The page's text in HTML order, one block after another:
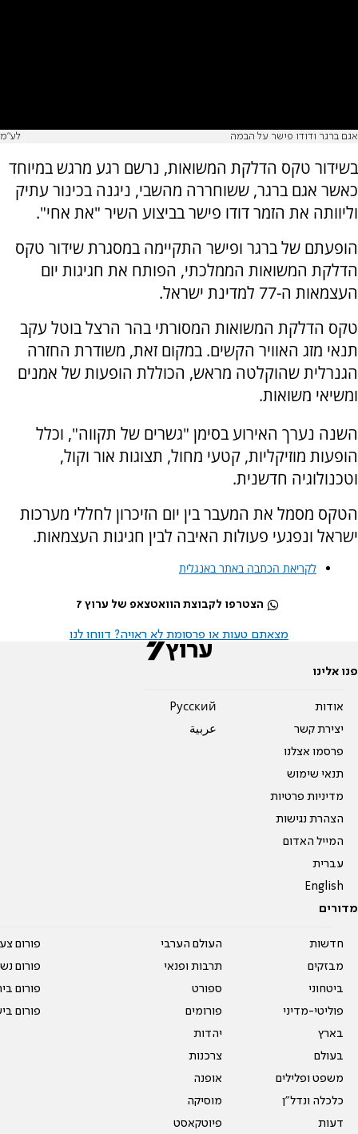
אגם ברגר ודודו פישר על הבמה לע"מ
בשידור טקס הדלקת המשואות, נרשם רגע מרגש במיוחד
כאשר אגם ברגר, ששוחררה מהשבי, ניגנה בכינור עתיק
וליוותה את הזמר דודו פישר בביצוע השיר "את אחי".​
הופעתם של ברגר ופישר התקיימה במסגרת שידור טקס
הדלקת המשואות הממלכתי, הפותח את חגיגות יום
העצמאות ה-77 למדינת ישראל.
טקס הדלקת המשואות המסורתי בהר הרצל בוטל עקב
תנאי מזג האוויר הקשים. במקום זאת, משודרת החזרה
הגנרלית שהוקלטה מראש, הכוללת הופעות של אמנים
ומשיאי משואות.​
השנה נערך האירוע בסימן "גשרים של תקווה", וכלל
הופעות מוזיקליות, קטעי מחול, תצוגות אור וקול,
וטכנולוגיה חדשנית.​
הטקס מסמל את המעבר בין יום הזיכרון לחללי מערכות
ישראל ונפגעי פעולות האיבה לבין חגיגות העצמאות.
לקריאת הכתבה באתר באנגלית
הצטרפו לקבוצת הוואטצאפ של ערוץ 7
מצאתם טעות או פרסומת לא ראויה? דווחו לנו
פנו אלינו
אודות
יצירת קשר
פרסמו אצלנו
תנאי שימוש
מדיניות פרטיות
הצהרת נגישות
המייל האדום
עברית
English
Pусский
عربية
מדורים
חדשות
מבזקים
ביטחוני
פוליטי-מדיני
בארץ
בעולם
משפט ופלילים
כלכלה ונדל"ן
דעות
העולם הערבי
תרבות ופנאי
ספורט
פורומים
יהדות
צרכנות
אופנה
מוסיקה
פיוטקאסט
פורום
פורום
פורום
פורום